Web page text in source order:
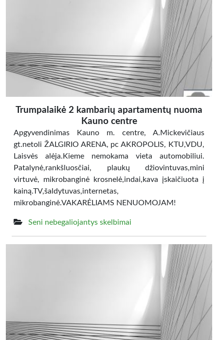
Trumpalaikė 2 kambarių apartamentų nuoma
Kauno centre
Apgyvendinimas Kauno m. centre, A.Mickevičiaus
gt.netoli ŽALGIRIO ARENA, pc AKROPOLIS, KTU,VDU,
Laisvės alėja.Kieme nemokama vieta automobiliui.
Patalynė,rankšluosčiai, plaukų džiovintuvas,mini
virtuvė, mikrobanginė krosnelė,indai,kava įskaičiuota į
kainą.TV,šaldytuvas,internetas,
mikrobanginė.VAKARĖLIAMS NENUOMOJAM!
Seni nebegaliojantys skelbimai